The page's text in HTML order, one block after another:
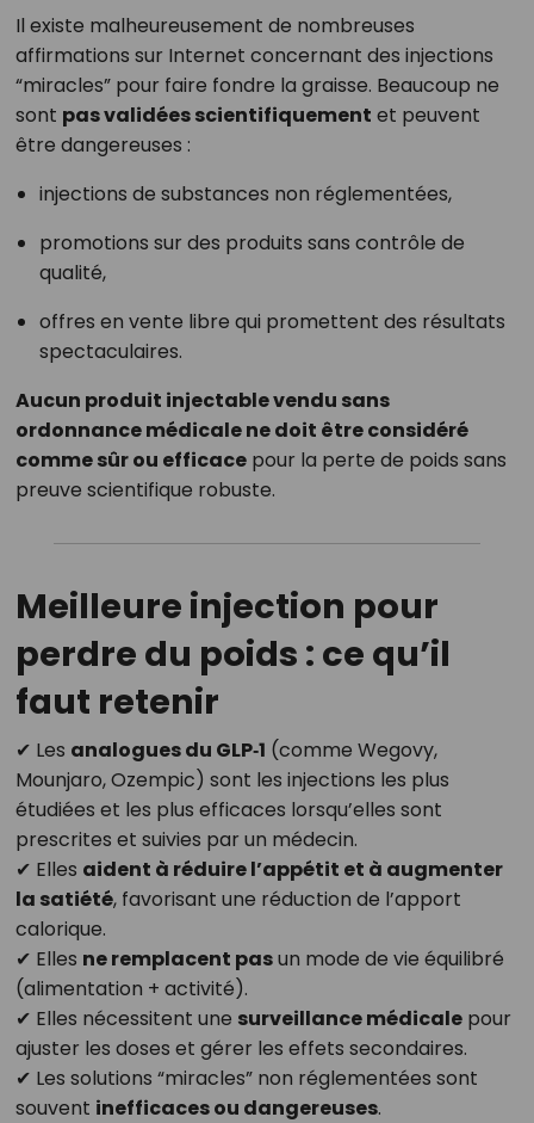
Il existe malheureusement de nombreuses
affirmations sur Internet concernant des injections
“miracles” pour faire fondre la graisse. Beaucoup ne
sont pas validées scientifiquement et peuvent
être dangereuses :
injections de substances non réglementées,
promotions sur des produits sans contrôle de
qualité,
offres en vente libre qui promettent des résultats
spectaculaires.
Aucun produit injectable vendu sans
ordonnance médicale ne doit être considéré
comme sûr ou efficacepour la perte de poids sans
preuve scientifique robuste.
Meilleure injection pour
perdre du poids : ce qu’il
faut retenir
✔ Les analogues du GLP‑1 (comme Wegovy,
Mounjaro, Ozempic) sont les injections les plus
étudiées et les plus efficaces lorsqu’elles sont
prescrites et suivies par un médecin.
✔ Elles aident à réduire l’appétit et à augmenter
la satiété, favorisant une réduction de l’apport
calorique.
✔ Elles ne remplacent pasun mode de vie équilibré
(alimentation + activité).
✔ Elles nécessitent une surveillance médicalepour
ajuster les doses et gérer les effets secondaires.
✔ Les solutions “miracles” non réglementées sont
souvent inefficaces ou dangereuses.